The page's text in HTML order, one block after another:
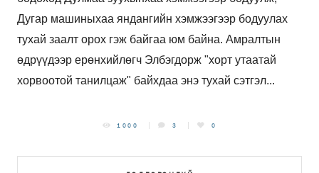
Дугар машиныхаа яндангийн хэмжээгээр бодуулах
тухай заалт орох гэж байгаа юм байна. Амралтын
өдрүүдээр ерөнхийлөгч Элбэгдорж "хорт утаатай
хорвоотой танилцаж" байхдаа энэ тухай сэтгэл...
1000 3 0